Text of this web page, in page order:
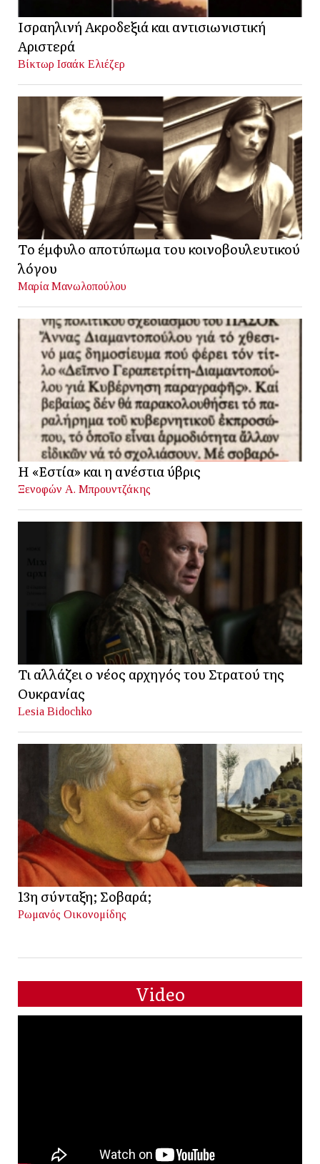
Ισραηλινή Ακροδεξιά και αντισιωνιστική
Αριστερά
Βίκτωρ Ισαάκ Ελιέζερ
Το έμφυλο αποτύπωμα του κοινοβουλευτικού
λόγου
Μαρία Μανωλοπούλου
Η «Εστία» και η ανέστια ύβρις
Ξενοφών Α. Μπρουντζάκης
Τι αλλάζει ο νέος αρχηγός του Στρατού της
Ουκρανίας
Lesia Bidochko
13η σύνταξη; Σοβαρά;
Ρωμανός Οικονομίδης
Video